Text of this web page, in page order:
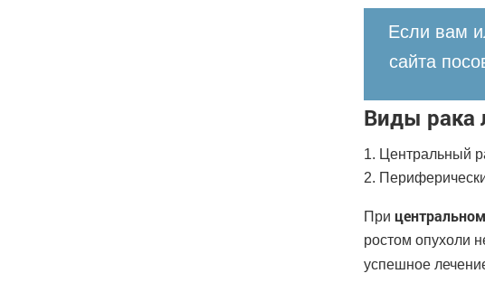
Если вам
сайта
Виды рака
1. Центральный
2.
При
ростом опухоли
успешное